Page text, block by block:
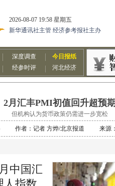
2月汇丰PMI初值回升超预
但机构认为货币政策仍需进一步宽松
作者：记者 方烨/北京报道 来源：
中国汇